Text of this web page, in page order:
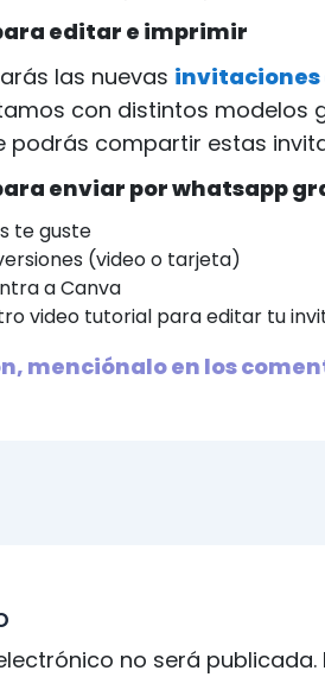
editar e imprimir
las nuevas
con distintos
podrás compartir estas
enviar por whatsapp
te guste
(video o tarjeta)
a Canva
video tutorial para editar tu
menciónalo en los
no será publicada.